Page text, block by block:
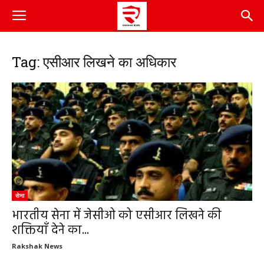
Tag: एसीआर लिखने का अधिकार
सेना
भारतीय सेना में जेसीओ को एसीआर लिखने की
शक्तियाँ देने का...
Rakshak News